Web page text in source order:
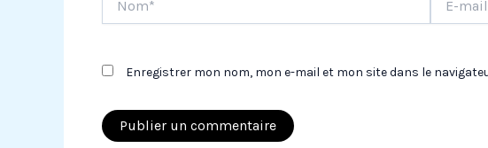
mail*
Enregistrer mon nom, mon e-mail et mon site dans le